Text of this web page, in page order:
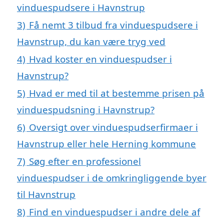
vinduespudsere i Havnstrup
3) Få nemt 3 tilbud fra vinduespudsere i
Havnstrup, du kan være tryg ved
4) Hvad koster en vinduespudser i
Havnstrup?
5) Hvad er med til at bestemme prisen på
vinduespudsning i Havnstrup?
6) Oversigt over vinduespudserfirmaer i
Havnstrup eller hele Herning kommune
7) Søg efter en professionel
vinduespudser i de omkringliggende byer
til Havnstrup
8) Find en vinduespudser i andre dele af